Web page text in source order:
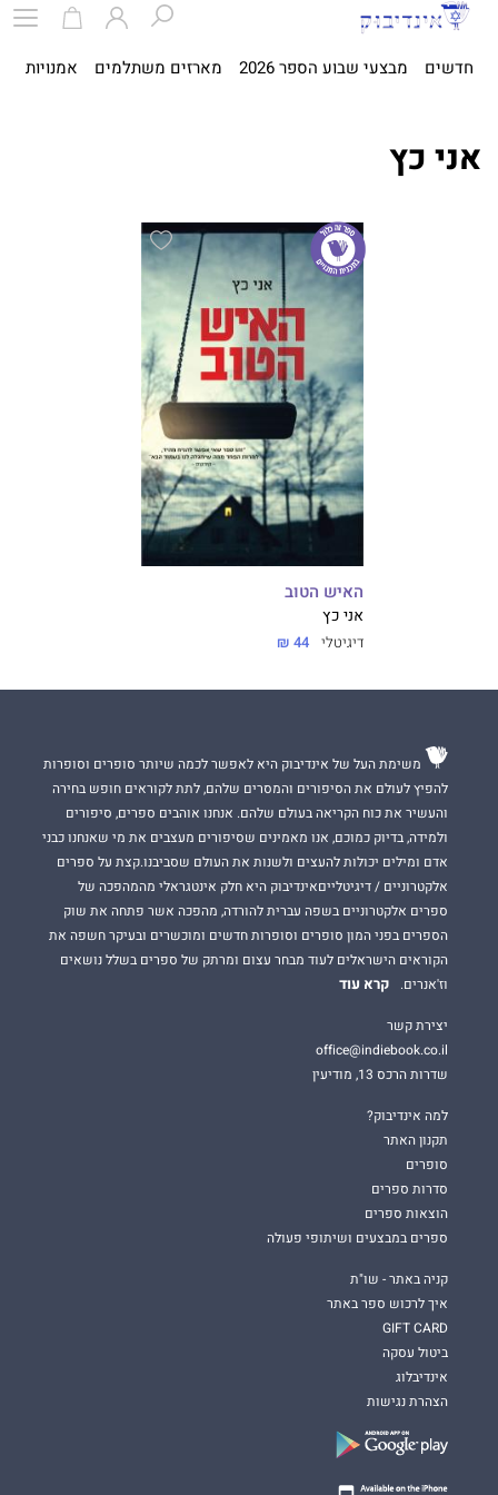
חדשים מבצעי שבוע הספר 2026 מארזים משתלמים אמנויות
אני כץ
האיש הטוב
אני כץ
דיגיטלי 44 ₪
משימת העל של אינדיבוק היא לאפשר לכמה שיותר סופרים וסופרות
להפיץ לעולם את הסיפורים והמסרים שלהם, לתת לקוראים חופש בחירה
והעשיר את כוח הקריאה בעולם שלהם. אנחנו אוהבים ספרים, סיפורים
ולמידה, בדיוק כמוכם, אנו מאמינים שסיפורים מעצבים את מי שאנחנו כבני
אדם ומילים יכולות להעצים ולשנות את העולם שסביבנו.קצת על ספרים
אלקטרוניים / דיגיטלייםאינדיבוק היא חלק אינטגראלי מהמהפכה של
ספרים אלקטרוניים בשפה עברית להורדה, מהפכה אשר פתחה את שוק
הספרים בפני המון סופרים וסופרות חדשים ומוכשרים ובעיקר חשפה את
הקוראים הישראלים לעוד מבחר עצום ומרתק של ספרים בשלל נושאים
וז'אנרים.
קרא עוד
יצירת קשר
office@indiebook.co.il
שדרות הרכס 13, מודיעין
למה אינדיבוק?
תקנון האתר
סופרים
סדרות ספרים
הוצאות ספרים
ספרים במבצעים ושיתופי פעולה
קניה באתר - שו"ת
איך לרכוש ספר באתר
GIFT CARD
ביטול עסקה
אינדיבלוג
הצהרת נגישות